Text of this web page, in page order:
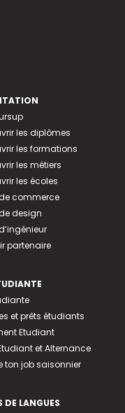
les diplômes
les formations
les métiers
les écoles
commerce
design
partenaire
et prêts étudiants
Etudiant
et Alternance
ton job saisonnier
DE LANGUES